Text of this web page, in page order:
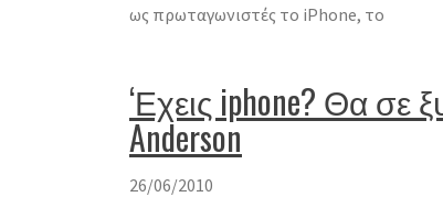
ως πρωταγωνιστές το iPhone, το
‘Εχεις iphone? Θα σε
Anderson
26/06/2010